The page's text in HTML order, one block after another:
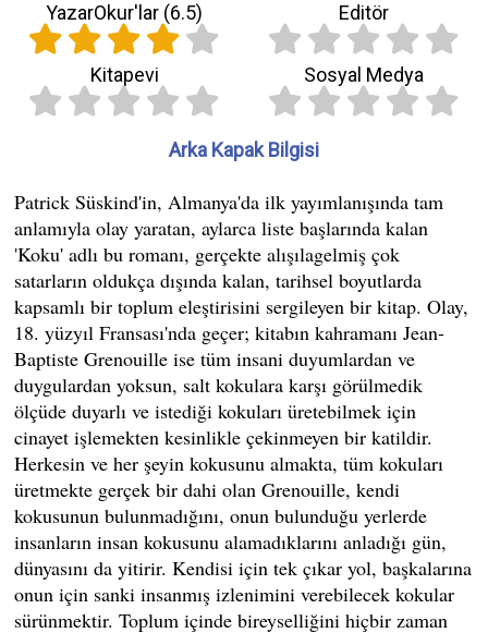
YazarOkur'lar (6.5) Editör
Kitapevi Sosyal Medya
Arka Kapak Bilgisi